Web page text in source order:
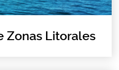
Zonas Litorales